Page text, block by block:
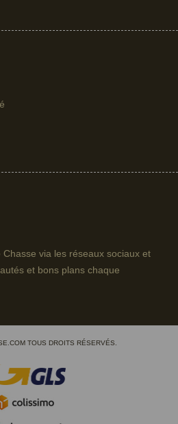
via les réseaux sociaux et
et bons plans chaque
TOUS DROITS RÉSERVÉS.